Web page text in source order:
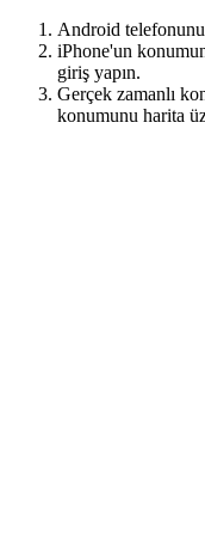
Android
iPhone'un
giriş yapın.
Gerçek zamanlı
konumunu harita